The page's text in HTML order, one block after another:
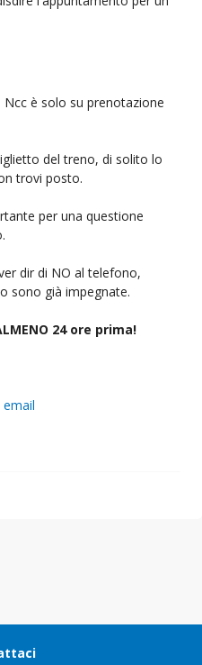
Ncc è solo su prenotazione
del treno, di solito lo
trovi posto.
per una questione
dir di NO al telefono,
sono già impegnate.
24 ore prima!
email